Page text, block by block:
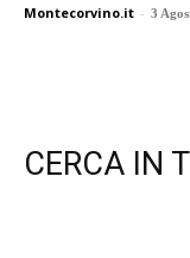
Montecorvino.it - 3
CERCA IN